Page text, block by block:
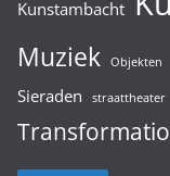
Kunstambacht
Muziek Objekten
Sieraden straattheater